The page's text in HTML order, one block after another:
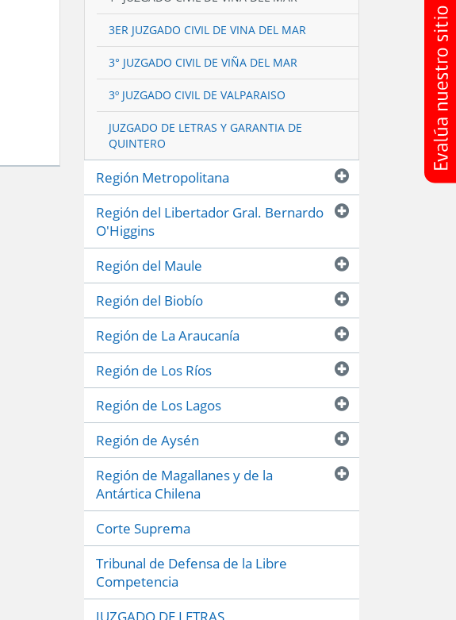
3ER JUZGADO CIVIL DE VINA DEL MAR
3° JUZGADO CIVIL DE VIÑA DEL MAR
3º JUZGADO CIVIL DE VALPARAISO
JUZGADO DE LETRAS Y GARANTIA DE
QUINTERO
Región Metropolitana
Región del Libertador Gral. Bernardo
O'Higgins
Región del Maule
Región del Biobío
Región de La Araucanía
Región de Los Ríos
Región de Los Lagos
Región de Aysén
Región de Magallanes y de la
Antártica Chilena
Corte Suprema
Tribunal de Defensa de la Libre
Competencia